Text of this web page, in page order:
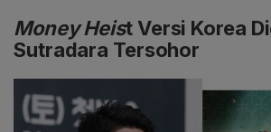
Money Heist Versi Korea
Sutradara Tersohor